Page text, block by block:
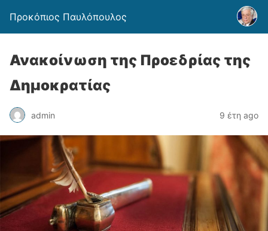
Προκόπιος Παυλόπουλος
Ανακοίνωση της Προεδρίας της
Δημοκρατίας
admin 9 έτη ago